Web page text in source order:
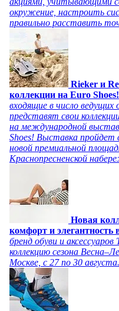
окружение, настроить
правильно расставить
Rieker и
коллекции на Euro Shoes!
входящие в число ведущих
представят свои
на международной
Shoes! Выставка пройдет
новой премиальной
Краснопресненской
Новая
комфорт и элегантность
бренд обуви и
коллекцию сезона
Москве, с 27 по 30 августа.